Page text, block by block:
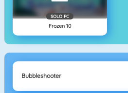
SOLO PC
Frozen 10
Bubbleshooter